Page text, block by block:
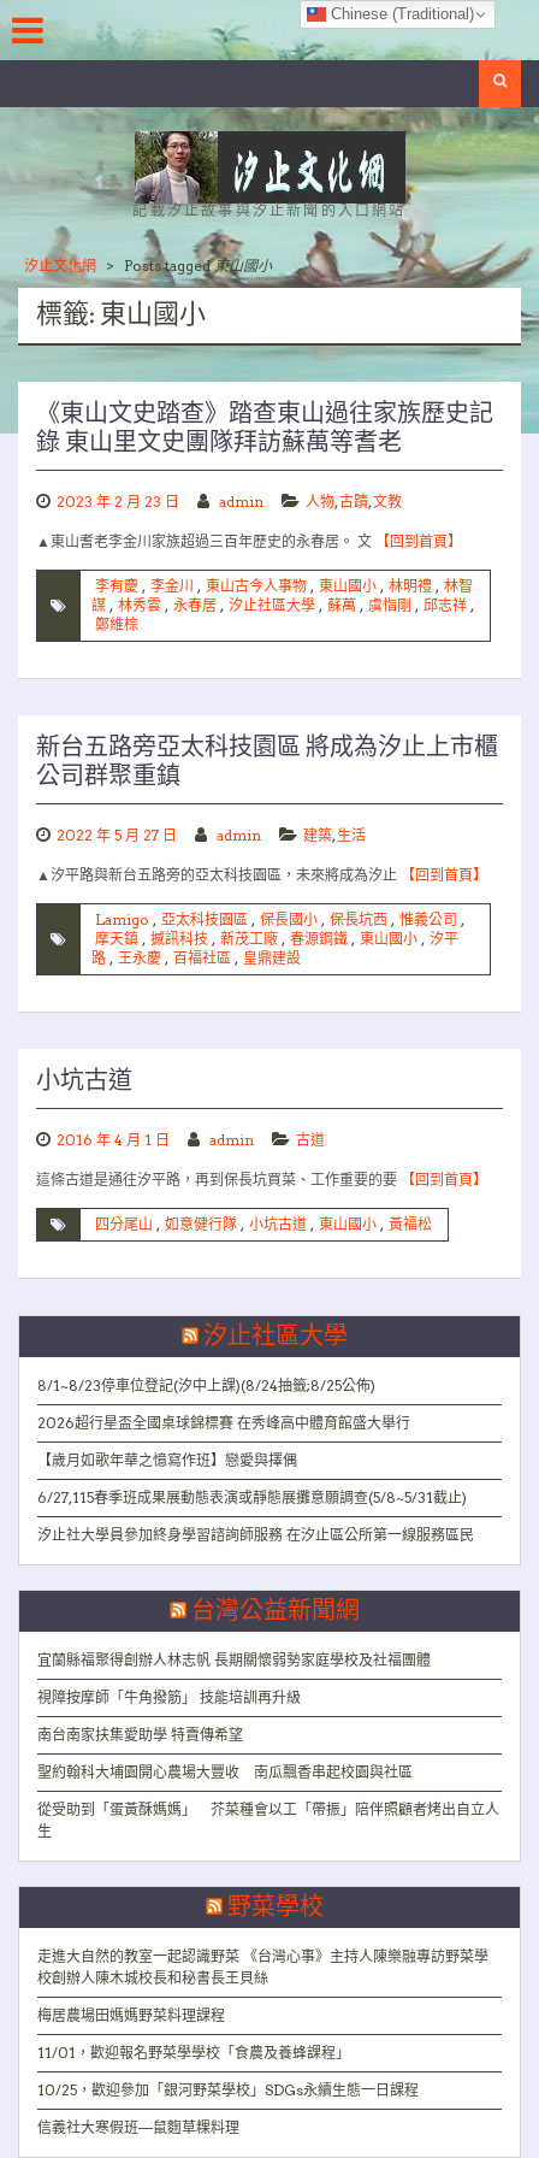
to
content
記載汐止故事與汐止新聞的入口網站
汐止文化網 > Posts tagged東山國小
標籤: 東山國小
《東山文史踏查》踏查東山過往家族歷史記
錄 東山里文史團隊拜訪蘇萬等耆老
2023 年 2 月 23 日 admin 人物,古蹟,文教
▲東山耆老李金川家族超過三百年歷史的永春居。 文 【回到首頁】
李有慶 , 李金川 , 東山古今人事物 , 東山國小 , 林明禮 , 林智
謀 , 林秀雲 , 永春居 , 汐止社區大學 , 蘇萬 , 虞恉剛 , 邱志祥 ,
鄭維棕
新台五路旁亞太科技園區 將成為汐止上市櫃
公司群聚重鎮
2022 年 5 月 27 日 admin 建築,生活
▲汐平路與新台五路旁的亞太科技園區，未來將成為汐止 【回到首頁】
Lamigo , 亞太科技園區 , 保長國小 , 保長坑西 , 惟義公司 ,
摩天鎮 , 撼訊科技 , 新茂工廠 , 春源鋼鐵 , 東山國小 , 汐平
路 , 王永慶 , 百福社區 , 皇鼎建設
小坑古道
2016 年 4 月 1 日 admin 古道
這條古道是通往汐平路，再到保長坑買菜、工作重要的要 【回到首頁】
四分尾山 , 如意健行隊 , 小坑古道 , 東山國小 , 黃福松
汐止社區大學
8/1~8/23停車位登記(汐中上課)(8/24抽籤;8/25公佈)
2026超行星盃全國桌球錦標賽 在秀峰高中體育館盛大舉行
【歲月如歌年華之憶寫作班】戀愛與擇偶
6/27,115春季班成果展動態表演或靜態展攤意願調查(5/8~5/31截止)
汐止社大學員參加終身學習諮詢師服務 在汐止區公所第一線服務區民
台灣公益新聞網
宜蘭縣福聚得創辦人林志帆 長期關懷弱勢家庭學校及社福團體
視障按摩師「牛角撥筋」 技能培訓再升級
南台南家扶集愛助學 特賣傳希望
聖約翰科大埔園開心農場大豐收 南瓜飄香串起校園與社區
從受助到「蛋黃酥媽媽」 芥菜種會以工「帶振」陪伴照顧者烤出自立人
生
野菜學校
走進大自然的教室一起認識野菜 《台灣心事》主持人陳樂融專訪野菜學
校創辦人陳木城校長和秘書長王貝絲
梅居農場田媽媽野菜料理課程
11/01，歡迎報名野菜學學校「食農及養蜂課程」
10/25，歡迎參加「銀河野菜學校」SDGs永續生態一日課程
信義社大寒假班—鼠麴草粿料理
Chinese (Traditional)